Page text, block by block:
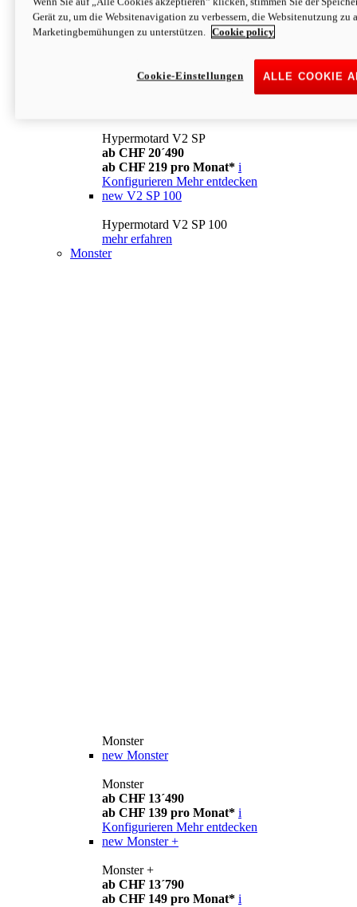
Konfigurieren Mehr entdecken
newV2
ab CHF 169 pro Monat* i
Mehr entdecken
Hypermotard V2 SP
ab CHF 20´490
ab CHF 219 pro Monat* i
Konfigurieren Mehr entdecken
new V2 SP 100
Hypermotard V2 SP 100
mehr erfahren
Monster
Monster
new Monster
Monster
ab CHF 13´490
ab CHF 139 pro Monat* i
Konfigurieren Mehr entdecken
new Monster +
Monster +
ab CHF 13´790
ab CHF 149 pro Monat* i
Gerät zu, um die Websitenavigation zu verbessern, die Websitenutzung zu
Marketingbemühungen zu unterstützen.
Cookie policy
ALLE COOKIE
Cookie-Einstellungen